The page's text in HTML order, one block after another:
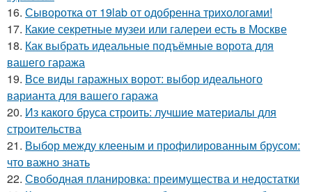
16. Сыворотка от 19lab от одобренна трихологами!
17. Какие секретные музеи или галереи есть в Москве
18. Как выбрать идеальные подъёмные ворота для
вашего гаража
19. Все виды гаражных ворот: выбор идеального
варианта для вашего гаража
20. Из какого бруса строить: лучшие материалы для
строительства
21. Выбор между клееным и профилированным брусом:
что важно знать
22. Свободная планировка: преимущества и недостатки